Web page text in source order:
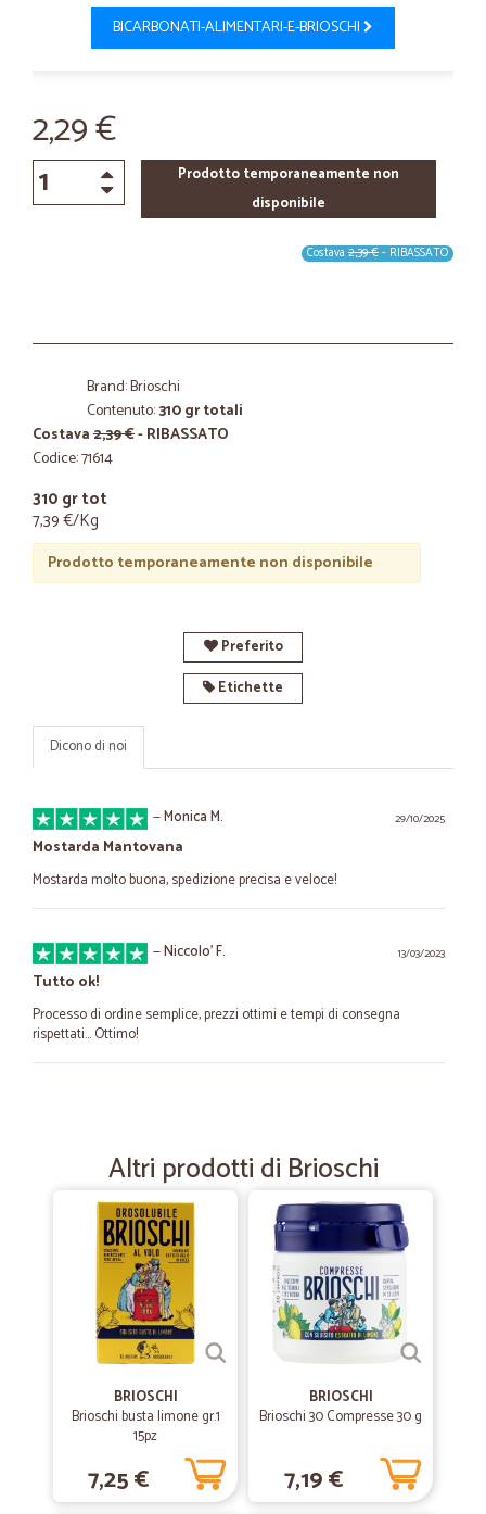
BICARBONATI-ALIMENTARI-E-BRIOSCHI
2,29 €
Prodotto temporaneamente non
disponibile
Costava 2,39 €- RIBASSATO
Brand: Brioschi
Contenuto:310 gr totali
Costava2,39 €- RIBASSATO
Codice: 71614
310 gr tot
7,39 €/Kg
Prodotto temporaneamente non disponibile
Preferito
Etichette
Dicono di noi
29/10/2025
—Monica M.
Mostarda Mantovana
Mostarda molto buona, spedizione precisa e veloce!
13/03/2023
—Niccolo' F.
Tutto ok!
Processo di ordine semplice, prezzi ottimi e tempi di consegna
rispettati... Ottimo!
Tutto corrisponde come visto
20/01/2022
—Sergio D.
Salve a tutti
Salve a tutti, sono cliente da pochissimo tempo per la Gloriosa
Cicalia, vi confesso che eravamo un po' titubanti , vi spieghiamo; nel
senso che non credevamo nelle consegne velocissime soprattutto
dei cibi freschi e soprattutto in tempi così tristi dettati da Omicron!!!
Veloci nelle consegne: ma attenzione guardare le loro tabelle di
consegna! Professionalità e comunicazione 10 e lode, insomma
concludendo , acquisteremo ancora sicuramente! Unico
Supermercato Ortofrutticolo che consegna all indomani e cosa da
tenere conto , unico a trasportare i cibi freschi in mezzi adeguati e
refrigerati! Consigliatissimo!!!Cordiali Saluti Da Sergio & Dea
Altri prodotti di Brioschi
BRIOSCHI
Brioschi busta limone gr.1
15pz
7,25 €
BRIOSCHI
Brioschi 30 Compresse 30 g
7,19 €